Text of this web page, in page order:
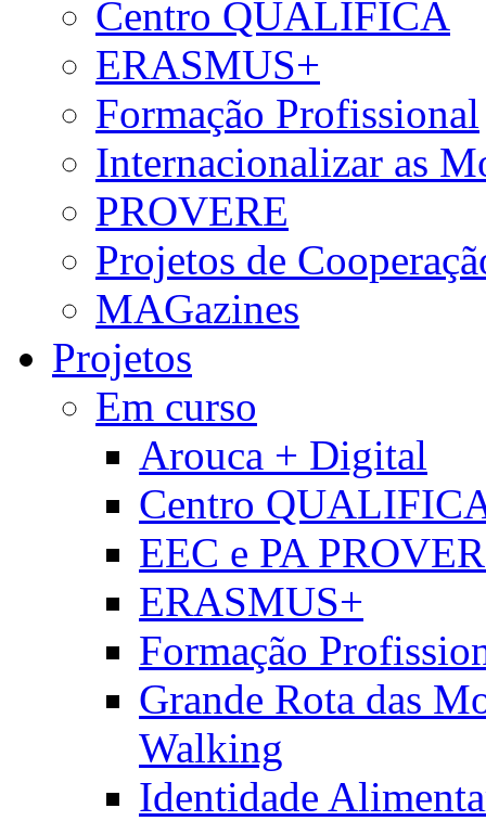
Centro QUALIFICA
ERASMUS+
Formação Profissional
Internacionalizar as
PROVERE
Projetos de
MAGazines
Projetos
Em curso
Arouca + Digital
Centro
EEC e PA
ERASMUS+
Formação
Grande Rota das
Walking
Identidade